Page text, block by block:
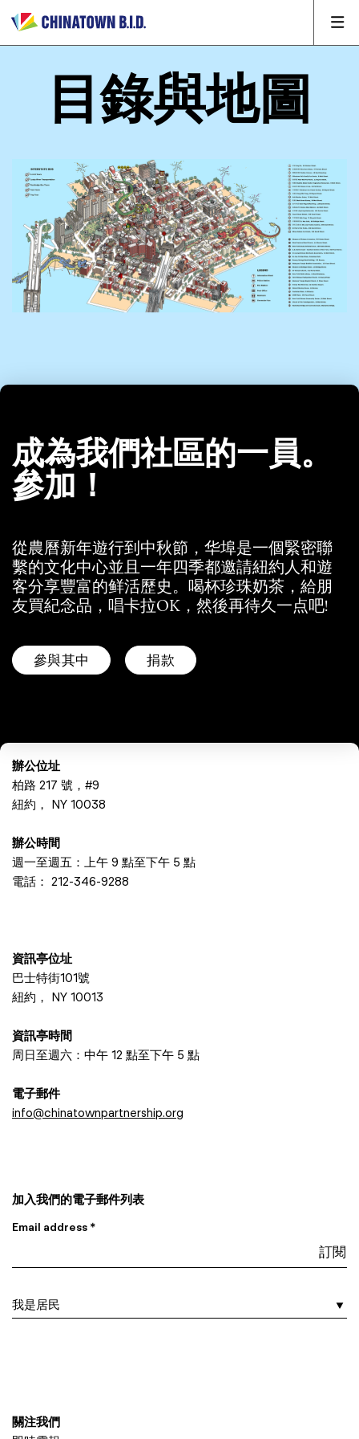
目錄與地圖
成為我們社區的一員。
參加！
從農曆新年遊行到中秋節，华埠是一個緊密聯
繫的文化中心並且一年四季都邀請紐約人和遊
客分享豐富的鲜活歷史。喝杯珍珠奶茶，給朋
友買紀念品，唱卡拉OK，然後再待久一点吧!
參與其中 捐款
辦公位址
柏路 217 號，#9
紐約， NY 10038
辦公時間
週一至週五：上午 9 點至下午 5 點
電話： 212-346-9288
資訊亭位址
巴士特街101號
紐約， NY 10013
資訊亭時間
周日至週六：中午 12 點至下午 5 點
電子郵件
info@chinatownpartnership.org
關注我們
加入我們的電子郵件列表
Email address *